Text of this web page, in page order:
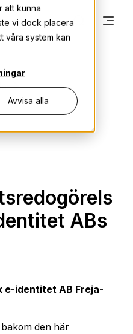
att kunna
vi dock placera
våra system kan
Avvisa alla
ABs
e-identitet AB Freja-
den här